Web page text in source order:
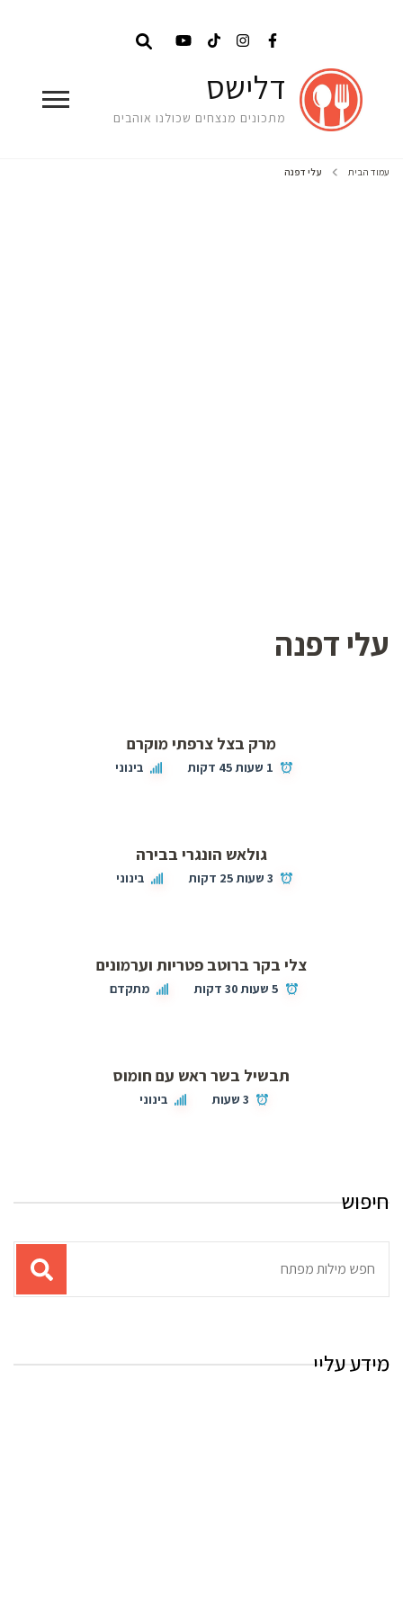
דלישס
מתכונים מנצחים שכולנו אוהבים
עמוד הבית עלי דפנה
עלי דפנה
מרק בצל צרפתי מוקרם
1 שעות 45 דקות בינוני
גולאש הונגרי בבירה
3 שעות 25 דקות בינוני
צלי בקר ברוטב פטריות וערמונים
5 שעות 30 דקות מתקדם
תבשיל בשר ראש עם חומוס
3 שעות בינוני
חיפוש
מידע עליי